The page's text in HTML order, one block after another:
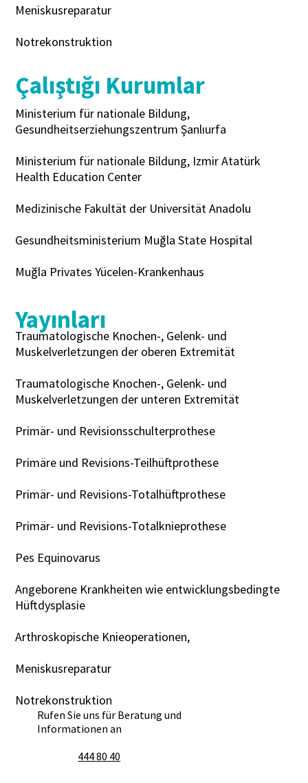
Çalıştığı Kurumlar
Ministerium für nationale Bildung,
Gesundheitserziehungszentrum Şanlıurfa
Ministerium für nationale Bildung, Izmir Atatürk
Health Education Center
Medizinische Fakultät der Universität Anadolu
Gesundheitsministerium Muğla State Hospital
Muğla Privates Yücelen-Krankenhaus
Meniskusreparatur
Notrekonstruktion
Yayınları
Traumatologische Knochen-, Gelenk- und
Muskelverletzungen der oberen Extremität
Traumatologische Knochen-, Gelenk- und
Muskelverletzungen der unteren Extremität
Primär- und Revisionsschulterprothese
Primäre und Revisions-Teilhüftprothese
Primär- und Revisions-Totalhüftprothese
Primär- und Revisions-Totalknieprothese
Pes Equinovarus
Angeborene Krankheiten wie entwicklungsbedingte
Hüftdysplasie
Arthroskopische Knieoperationen,
Meniskusreparatur
Notrekonstruktion
Rufen Sie uns für Beratung und
Informationen an
444 80 40